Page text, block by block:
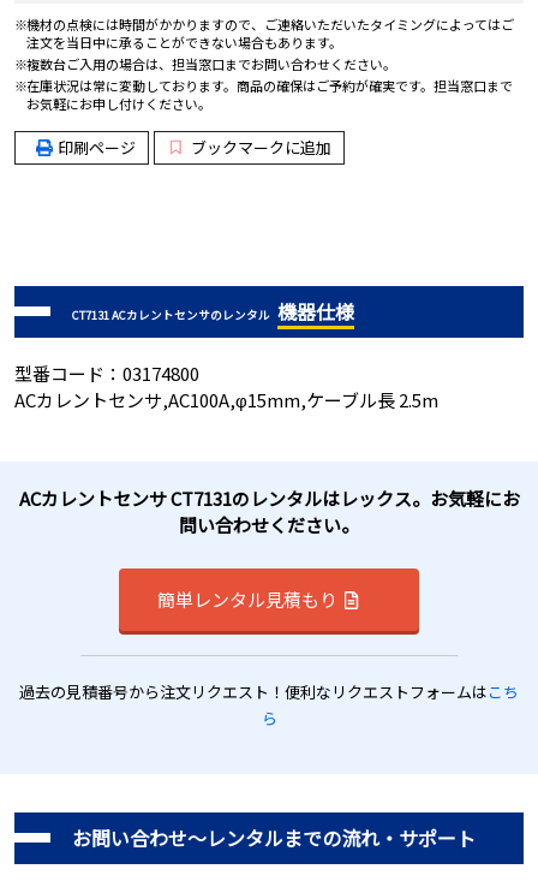
機材の点検には時間がかかりますので、ご連絡いただいたタイミングによってはご
注文を当日中に承ることができない場合もあります。
複数台ご入用の場合は、担当窓口までお問い合わせください。
在庫状況は常に変動しております。商品の確保はご予約が確実です。担当窓口まで
お気軽にお申し付けください。
印刷ページ ブックマークに追加
CT7131 ACカレントセンサのレンタル 機器仕様
型番コード：03174800
ACカレントセンサ,AC100A,φ15mm,ケーブル長 2.5m
ACカレントセンサ CT7131のレンタルはレックス。お気軽にお
問い合わせください。
簡単レンタル見積もり
過去の見積番号から注文リクエスト！便利なリクエストフォームはこち
ら
お問い合わせ～レンタルまでの流れ・サポート